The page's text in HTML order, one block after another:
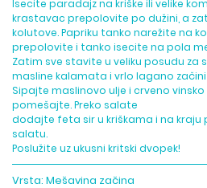
Isecite paradajz na kriške ili velike
krastavac prepolovite po dužini, a
kolutove. Papriku tanko narežite na
prepolovite i tanko isecite na pola
Zatim sve stavite u veliku posudu
masline kalamata i vrlo lagano
Sipajte maslinovo ulje i crveno vinsko
pomešajte. Preko salate
dodajte feta sir u kriškama i na kraju
salatu.
Poslužite uz ukusni kritski dvopek!
Vrsta:Mešavina začina